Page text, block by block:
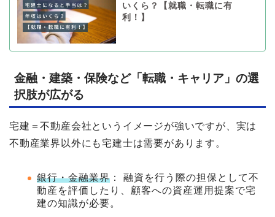
いくら？【就職・転職に有
利！】
金融・建築・保険など「転職・キャリア」の選
択肢が広がる
宅建＝不動産会社というイメージが強いですが、実は
不動産業界以外にも宅建士は需要があります。
銀行・金融業界 ： 融資を行う際の担保として不
動産を評価したり、顧客への資産運用提案で宅
建の知識が必要。